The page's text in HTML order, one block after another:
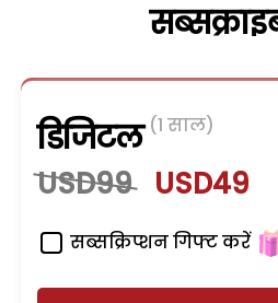
डिजिटल (1 साल)
USD99 USD49
सब्सक्रिप्शन गिफ्ट करें